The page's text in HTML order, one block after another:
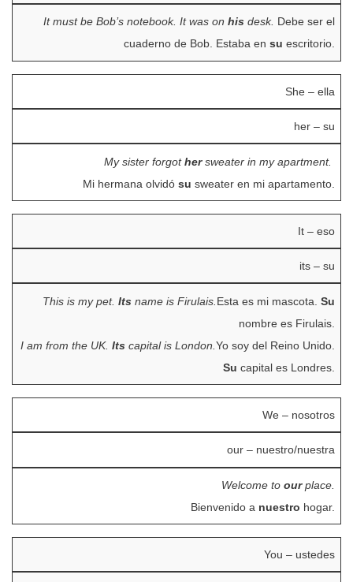
It must be Bob’s notebook. It was on hisdesk. Debe ser el
cuaderno de Bob. Estaba en su escritorio.
She – ella
her – su
My sister forgothersweater in my apartment.
Mi hermana olvidó su sweater en mi apartamento.
It – eso
its – su
This is my pet. Itsname is Firulais. Esta es mi mascota. Su
nombre es Firulais.
I am from the UK. Itscapital is London. Yo soy del Reino Unido.
Su capital es Londres.
We – nosotros
our – nuestro/nuestra
Welcome to ourplace.
Bienvenido a nuestro hogar.
You – ustedes